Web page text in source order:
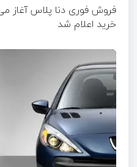
فروش فوری دنا پلاس آغاز
خرید اعلام شد